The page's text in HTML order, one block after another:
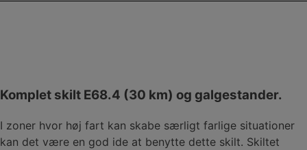
Komplet skilt E68.4 (30 km) og galgestander.
I zoner hvor høj fart kan skabe særligt farlige situationer
kan det være en god ide at benytte dette skilt. Skiltet